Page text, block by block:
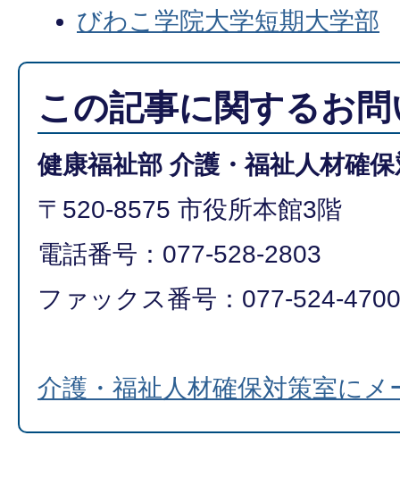
びわこ学院大学短期大学部
この記事に関するお
健康福祉部 介護・福祉人材確
〒520-8575 市役所本館3階
電話番号：077-528-2803
ファックス番号：077-524‐4700
介護・福祉人材確保対策室にメ